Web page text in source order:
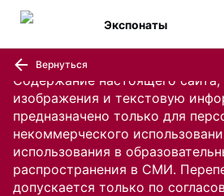
Содержание настоящего сайта,
изображения и текстовую
предназначено только для
некоммерческого
использования в
распространения в СМИ.
допускается только по
Экспонаты
Вернуться